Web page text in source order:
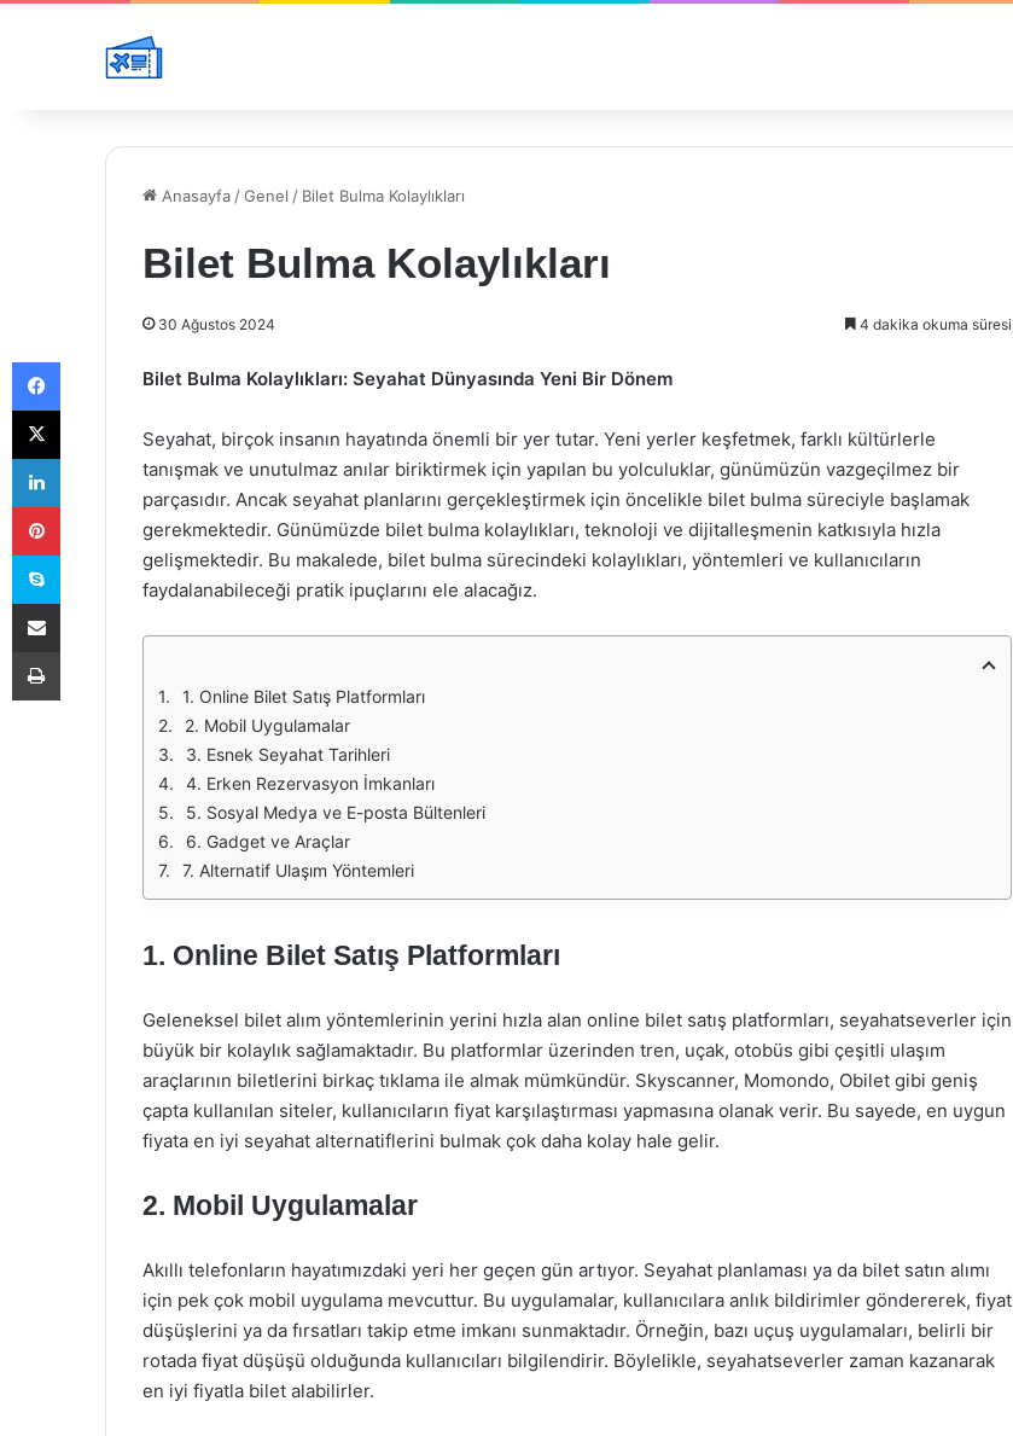
Anasayfa /Genel / Bilet Bulma Kolaylıkları
Bilet Bulma Kolaylıkları
30 Ağustos 2024 4 dakika okuma süresi
Bilet Bulma Kolaylıkları: Seyahat Dünyasında Yeni Bir Dönem
Seyahat, birçok insanın hayatında önemli bir yer tutar. Yeni yerler keşfetmek, farklı kültürlerle
tanışmak ve unutulmaz anılar biriktirmek için yapılan bu yolculuklar, günümüzün vazgeçilmez bir
parçasıdır. Ancak seyahat planlarını gerçekleştirmek için öncelikle bilet bulma süreciyle başlamak
gerekmektedir. Günümüzde bilet bulma kolaylıkları, teknoloji ve dijitalleşmenin katkısıyla hızla
gelişmektedir. Bu makalede, bilet bulma sürecindeki kolaylıkları, yöntemleri ve kullanıcıların
faydalanabileceği pratik ipuçlarını ele alacağız.
1. Online Bilet Satış Platformları
2. Mobil Uygulamalar
3. Esnek Seyahat Tarihleri
4. Erken Rezervasyon İmkanları
5. Sosyal Medya ve E-posta Bültenleri
6. Gadget ve Araçlar
7. Alternatif Ulaşım Yöntemleri
1. Online Bilet Satış Platformları
Geleneksel bilet alım yöntemlerinin yerini hızla alan online bilet satış platformları, seyahatseverler için
büyük bir kolaylık sağlamaktadır. Bu platformlar üzerinden tren, uçak, otobüs gibi çeşitli ulaşım
araçlarının biletlerini birkaç tıklama ile almak mümkündür. Skyscanner, Momondo, Obilet gibi geniş
çapta kullanılan siteler, kullanıcıların fiyat karşılaştırması yapmasına olanak verir. Bu sayede, en uygun
fiyata en iyi seyahat alternatiflerini bulmak çok daha kolay hale gelir.
2. Mobil Uygulamalar
Akıllı telefonların hayatımızdaki yeri her geçen gün artıyor. Seyahat planlaması ya da bilet satın alımı
için pek çok mobil uygulama mevcuttur. Bu uygulamalar, kullanıcılara anlık bildirimler göndererek, fiyat
düşüşlerini ya da fırsatları takip etme imkanı sunmaktadır. Örneğin, bazı uçuş uygulamaları, belirli bir
rotada fiyat düşüşü olduğunda kullanıcıları bilgilendirir. Böylelikle, seyahatseverler zaman kazanarak
en iyi fiyatla bilet alabilirler.
Facebook
X
LinkedIn
Pinterest
Skype
E-Posta ile paylaş